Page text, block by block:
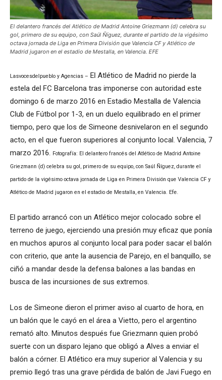
El delantero francés del Atlético de Madrid Antoine Griezmann (d) celebra su
gol, primero de su equipo, con Saúl Ñíguez, durante el partido de la vigésimo
octava jornada de Liga en Primera División que Valencia CF y Atlético de
Madrid jugaron en el estadio de Mestalla, en Valencia. EFE
Lasvocesdelpueblo y Agencias – El Atlético de Madrid no pierde la
estela del FC Barcelona tras imponerse con autoridad este
domingo 6 de marzo 2016 en Estadio Mestalla de Valencia
Club de Fútbol por 1-3, en un duelo equilibrado en el primer
tiempo, pero que los de Simeone desnivelaron en el segundo
acto, en el que fueron superiores al conjunto local. Valencia, 7
marzo 2016. Fotografía: El delantero francés del Atlético de Madrid Antoine
Griezmann (d) celebra su gol, primero de su equipo, con Saúl Ñíguez, durante el
partido de la vigésimo octava jornada de Liga en Primera División que Valencia CF y
Atlético de Madrid jugaron en el estadio de Mestalla, en Valencia. Efe.
El partido arrancó con un Atlético mejor colocado sobre el
terreno de juego, ejerciendo una presión muy eficaz que ponía
en muchos apuros al conjunto local para poder sacar el balón
con criterio, que ante la ausencia de Parejo, en el banquillo, se
ciñó a mandar desde la defensa balones a las bandas en
busca de las incursiones de sus extremos.
Los de Simeone dieron el primer aviso al cuarto de hora, en
un balón que le cayó en el área a Vietto, pero el argentino
remató alto. Minutos después fue Griezmann quien probó
suerte con un disparo lejano que obligó a Alves a enviar el
balón a córner. El Atlético era muy superior al Valencia y su
premio llegó tras una grave pérdida de balón de Javi Fuego en